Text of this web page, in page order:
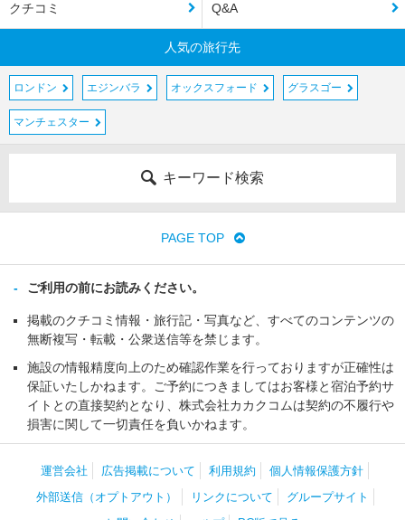
クチコミ Q&A
人気の旅行先
ロンドン エジンバラ オックスフォード グラスゴー
マンチェスター
キーワード検索
PAGE TOP
ご利用の前にお読みください。
掲載のクチコミ情報・旅行記・写真など、すべてのコンテンツの
無断複写・転載・公衆送信等を禁じます。
施設の情報精度向上のため確認作業を行っておりますが正確性は
保証いたしかねます。ご予約につきましてはお客様と宿泊予約サ
イトとの直接契約となり、株式会社カカクコムは契約の不履行や
損害に関して一切責任を負いかねます。
運営会社 広告掲載について 利用規約
個人情報保護方針
外部送信（オプトアウト）
リンクについて
グループサイト